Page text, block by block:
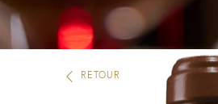
RETOUR